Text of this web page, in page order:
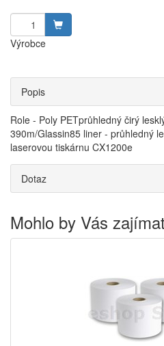
Výrobce
Popis
Role - Poly PETprůhledný čirý
390m/Glassin85 liner - průhledný
laserovou tiskárnu CX1200e
Dotaz
Mohlo by Vás zajímat